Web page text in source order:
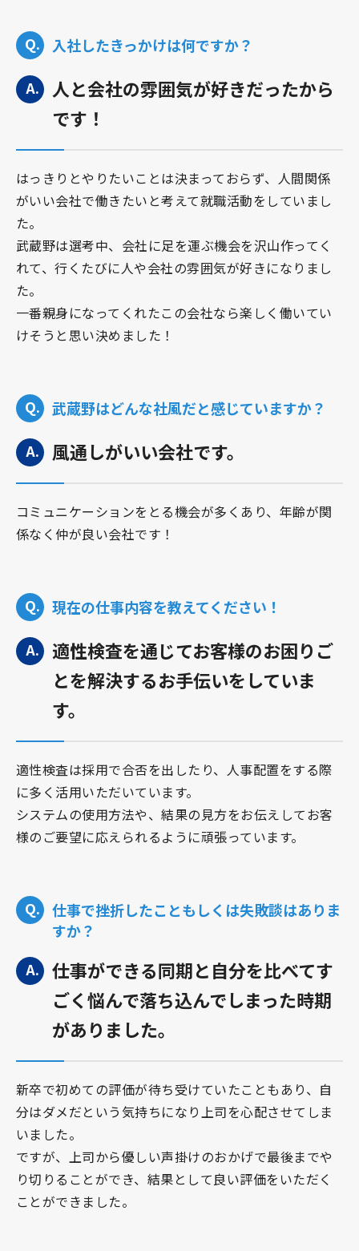
入社したきっかけは何ですか？
人と会社の雰囲気が好きだったから
です！
はっきりとやりたいことは決まっておらず、人間関係
がいい会社で働きたいと考えて就職活動をしていまし
た。
武蔵野は選考中、会社に足を運ぶ機会を沢山作ってく
れて、行くたびに人や会社の雰囲気が好きになりまし
た。
一番親身になってくれたこの会社なら楽しく働いてい
けそうと思い決めました！
武蔵野はどんな社風だと感じていますか？
風通しがいい会社です。
コミュニケーションをとる機会が多くあり、年齢が関
係なく仲が良い会社です！
現在の仕事内容を教えてください！
適性検査を通じてお客様のお困りご
とを解決するお手伝いをしていま
す。
適性検査は採用で合否を出したり、人事配置をする際
に多く活用いただいています。
システムの使用方法や、結果の見方をお伝えしてお客
様のご要望に応えられるように頑張っています。
仕事で挫折したこともしくは失敗談はありま
すか？
仕事ができる同期と自分を比べてす
ごく悩んで落ち込んでしまった時期
がありました。
新卒で初めての評価が待ち受けていたこともあり、自
分はダメだという気持ちになり上司を心配させてしま
いました。
ですが、上司から優しい声掛けのおかげで最後までや
り切りることができ、結果として良い評価をいただく
ことができました。